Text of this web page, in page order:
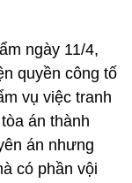
ngày 11/4,
quyền công tố
vụ việc tranh
án thành
án nhưng
có phần vội